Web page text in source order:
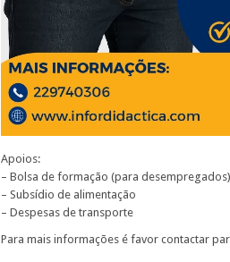
Apoios:
– Bolsa de formação (para desempregados)
– Subsídio de alimentação
– Despesas de transporte
Para mais informações é favor contactar